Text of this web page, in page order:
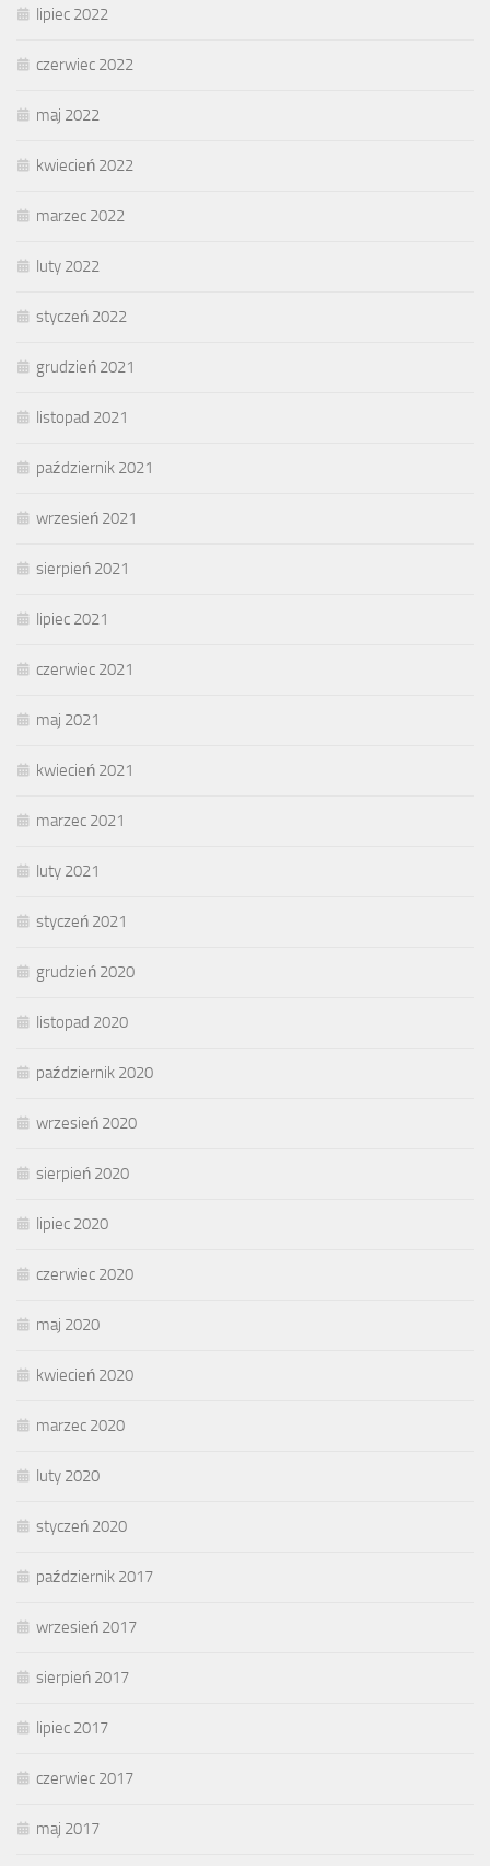
lipiec 2022
czerwiec 2022
maj 2022
kwiecień 2022
marzec 2022
luty 2022
styczeń 2022
grudzień 2021
listopad 2021
październik 2021
wrzesień 2021
sierpień 2021
lipiec 2021
czerwiec 2021
maj 2021
kwiecień 2021
marzec 2021
luty 2021
styczeń 2021
grudzień 2020
listopad 2020
październik 2020
wrzesień 2020
sierpień 2020
lipiec 2020
czerwiec 2020
maj 2020
kwiecień 2020
marzec 2020
luty 2020
styczeń 2020
październik 2017
wrzesień 2017
sierpień 2017
lipiec 2017
czerwiec 2017
maj 2017